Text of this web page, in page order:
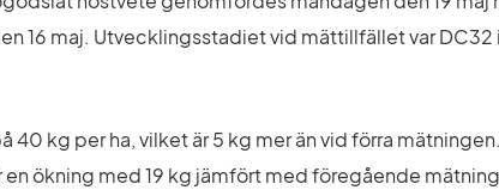
16 maj. Utvecklingsstadiet vid mättillfället var DC32
40 kg per ha, vilket är 5 kg mer än vid förra
ökning med 19 kg jämfört med föregående